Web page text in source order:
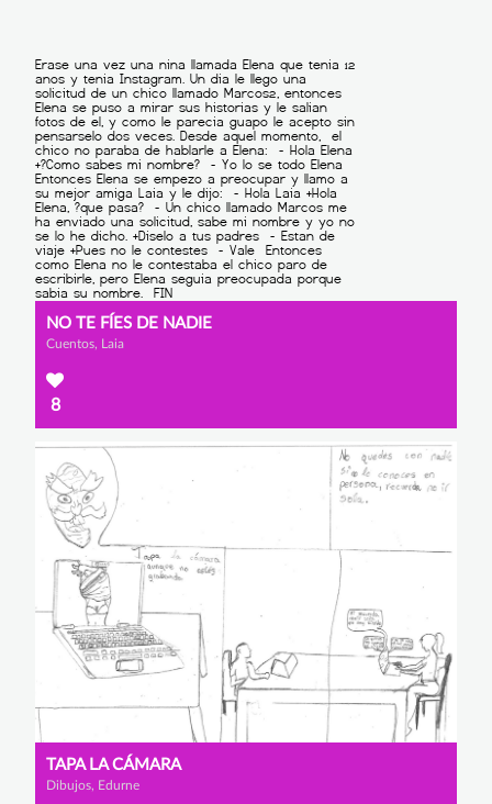
NO TE FÍES DE NADIE
Cuentos, Laia
8
TAPA LA CÁMARA
Dibujos, Edurne